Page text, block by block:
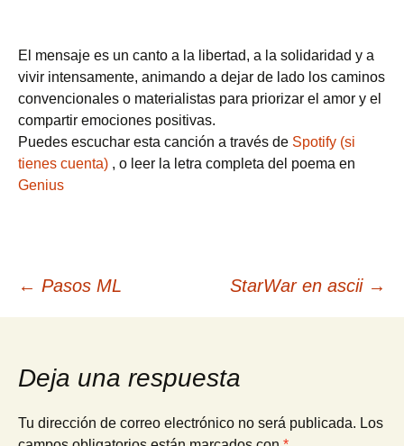
El mensaje es un canto a la libertad, a la solidaridad y a
vivir intensamente, animando a dejar de lado los caminos
convencionales o materialistas para priorizar el amor y el
compartir emociones positivas.
Puedes escuchar esta canción a través de Spotify (si
tienes cuenta) , o leer la letra completa del poema en
Genius
Navegación
de
entradas
← Pasos ML StarWar en ascii →
Deja una respuesta
Tu dirección de correo electrónico no será publicada. Los